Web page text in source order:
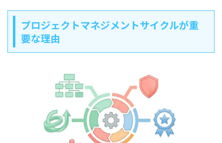
プロジェクトマネジメントサイクルが重
要な理由